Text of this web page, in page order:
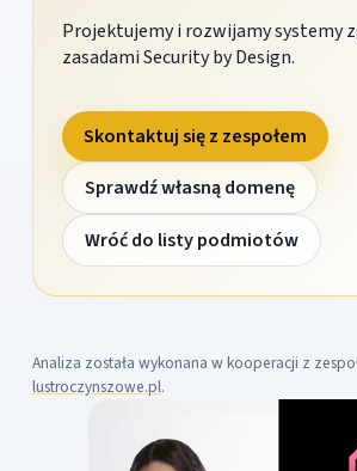
Projektujemy i rozwijamy systemy
zasadami Security by Design.
Skontaktuj się z zespołem
Sprawdź własną domenę
Wróć do listy podmiotów
Analiza została wykonana w kooperacji z
lustroczynszowe.pl.